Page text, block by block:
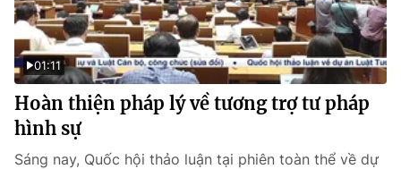
01:11
Hoàn thiện pháp lý về tương trợ tư pháp
hình sự
Sáng nay, Quốc hội thảo luận tại phiên toàn thể về dự